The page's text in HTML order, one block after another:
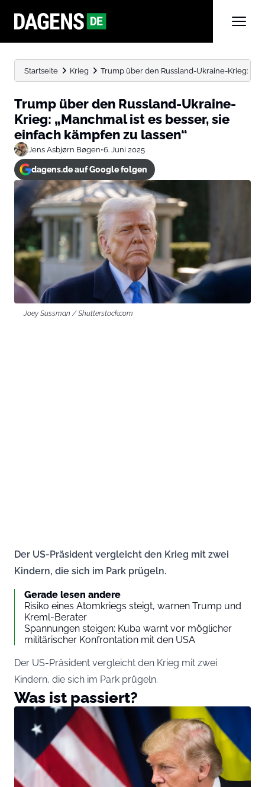
Startseite Krieg Trump über den Russland-Ukraine-Krieg:
Trump über den Russland-Ukraine-
Krieg: „Manchmal ist es besser, sie
einfach kämpfen zu lassen“
Jens Asbjørn Bøgen•6. Juni 2025
dagens.de auf Google folgen
Joey Sussman / Shutterstock.com
Der US-Präsident vergleicht den Krieg mit zwei
Kindern, die sich im Park prügeln.
Gerade lesen andere
Risiko eines Atomkriegs steigt, warnen Trump und
Kreml-Berater
Spannungen steigen: Kuba warnt vor möglicher
militärischer Konfrontation mit den USA
Der US-Präsident vergleicht den Krieg mit zwei
Kindern, die sich im Park prügeln.
Was ist passiert?